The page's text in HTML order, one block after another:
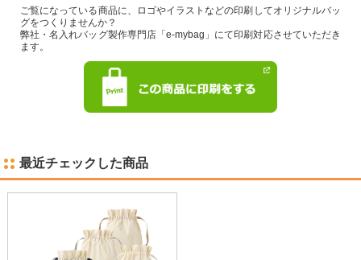
ご覧になっている商品に、ロゴやイラストなどの印刷してオリジナルバッ
グをつくりませんか？
弊社・名入れバッグ製作専門店「e-mybag」にて印刷対応させていただき
ます。
最近チェックした商品